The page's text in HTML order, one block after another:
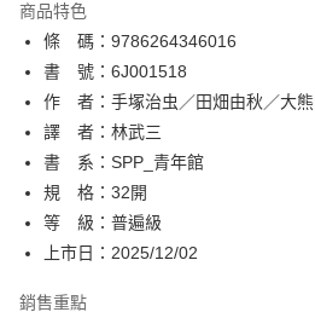
相關說明
【關於「AFTEE先享後付」】
AFTEE先享後付是「在收到商品之後才付款
便利好安心！
１．簡單：不需註冊會員、不需綁卡、不需
２．便利：只要手機號碼，簡訊認證，即可結
３．安心：先確認商品／服務後，再付款。
【「AFTEE先享後付」結帳流程】
１．於結帳方式選擇「AFTEE先享後付」後
結帳頁面，進行簡訊認證並確認金額後，即
２．訂單成立數日內，您將收到繳費通知簡訊
ATM／網路銀行／等多元方式進行付款，方
ATM付款
運送方式
全家取貨付款
每筆NT$80，滿NT$500(含以上)免運費
付款後全家取貨
商品特色
條 碼：9786264346016
書 號：6J001518
作 者：手塚治虫／田畑由秋／大
譯 者：林武三
書 系：SPP_青年館
規 格：32開
等 級：普遍級
上市日：2025/12/02
銷售重點